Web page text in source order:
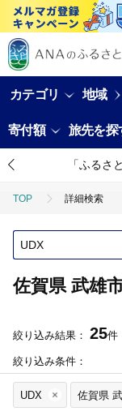
カテゴリ 地域
寄付額 旅先を探
「ふるさ
TOP 詳細検索
佐賀県 武雄
絞り込み結果： 25件
絞り込み条件：
UDX 佐賀県